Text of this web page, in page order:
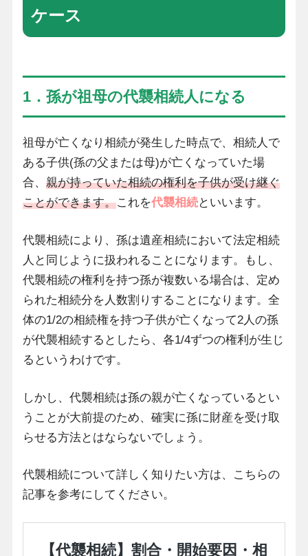
ケース
1．孫が祖母の代襲相続人になる
祖母が亡くなり相続が発生した時点で、相続人で
ある子供(孫の父または母)が亡くなっていた場
合、 親が持っていた相続の権利を子供が受け継ぐ
ことができます。これを代襲相続といいます。
代襲相続により、孫は遺産相続において法定相続
人と同じように扱われることになります。もし、
代襲相続の権利を持つ孫が複数いる場合は、定め
られた相続分を人数割りすることになります。全
体の1/2の相続権を持つ子供が亡くなって2人の孫
が代襲相続するとしたら、各1/4ずつの権利が生じ
るというわけです。
しかし、代襲相続は孫の親が亡くなっているとい
うことが大前提のため、確実に孫に財産を受け取
らせる方法とはならないでしょう。
代襲相続について詳しく知りたい方は、こちらの
記事を参考にしてください。